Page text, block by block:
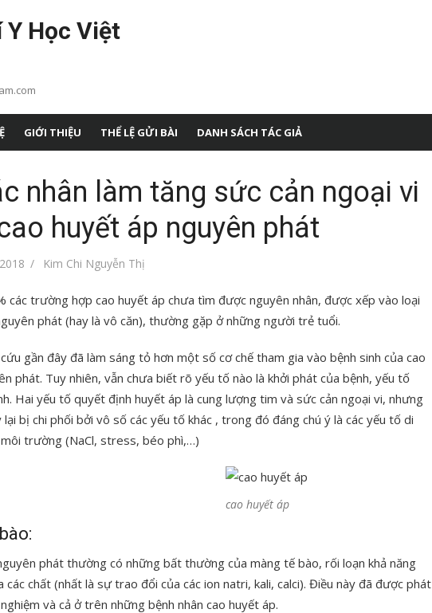
Y Học Việt
GIỚI THIỆU THỂ LỆ GỬI BÀI DANH SÁCH TÁC GIẢ
nhân làm tăng sức cản ngoại vi
huyết áp nguyên phát
Tác
Kim Chi Nguyễn Thị
các trường hợp cao huyết áp chưa tìm được nguyên nhân, được xếp vào loại
phát (hay là vô căn), thường gặp ở những người trẻ tuổi.
gần đây đã làm sáng tỏ hơn một số cơ chế tham gia vào bệnh sinh của cao
phát. Tuy nhiên, vẫn chưa biết rõ yếu tố nào là khởi phát của bệnh, yếu tố
Hai yếu tố quyết định huyết áp là cung lượng tim và sức cản ngoại vi, nhưng
bị chi phối bởi vô số các yếu tố khác , trong đó đáng chú ý là các yếu tố di
trường (NaCl, stress, béo phì,…)
cao huyết áp
phát thường có những bất thường của màng tế bào, rối loạn khả năng
các chất (nhất là sự trao đổi của các ion natri, kali, calci). Điều này đã được phát
và cả ở trên những bệnh nhân cao huyết áp.